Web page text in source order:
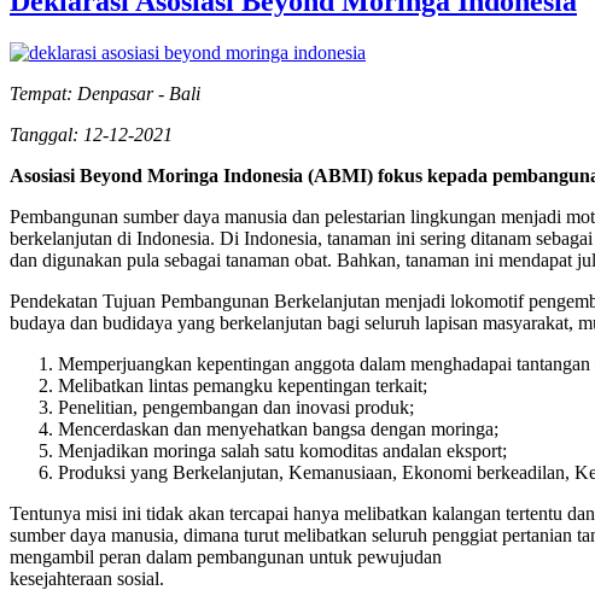
Tempat: Denpasar - Bali
Tanggal: 12-12-2021
Asosiasi Beyond Moringa Indonesia (ABMI) fokus kepada
Pembangunan sumber daya manusia dan pelestarian lingkungan menjadi
berkelanjutan di Indonesia. Di Indonesia, tanaman ini sering ditanam
dan digunakan pula sebagai tanaman obat. Bahkan, tanaman ini mendapat
Pendekatan Tujuan Pembangunan Berkelanjutan menjadi lokomotif
budaya dan budidaya yang berkelanjutan bagi seluruh lapisan masyarakat,
Memperjuangkan kepentingan anggota dalam menghadapai
Melibatkan lintas pemangku kepentingan terkait;
Penelitian, pengembangan dan inovasi produk;
Mencerdaskan dan menyehatkan bangsa dengan moringa;
Menjadikan moringa salah satu komoditas andalan eksport;
Produksi yang Berkelanjutan, Kemanusiaan, Ekonomi berkeadilan,
Tentunya misi ini tidak akan tercapai hanya melibatkan kalangan tertentu
sumber daya manusia, dimana turut melibatkan seluruh penggiat pertanian
mengambil peran dalam pembangunan untuk pewujudan
kesejahteraan sosial.